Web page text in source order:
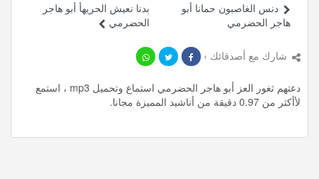
بدنا نعيش الحريهأ أبو هاجر
الحضرمي
دنس الغاصبون حمانا أبو
هاجر الحضرمي
شارك مع أصدقائك ›
دعتهم ثغور العز أبو هاجر الحضرمي استماع وتحميل mp3 ، استمع
لأأكثر من 0.97 دقيقة من أناشيد المميزة مجانا.